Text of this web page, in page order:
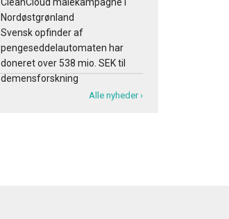
CleanCloud målekampagne i
Nordøstgrønland
Svensk opfinder af
pengeseddelautomaten har
doneret over 538 mio. SEK til
demensforskning
Alle nyheder ›